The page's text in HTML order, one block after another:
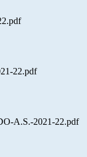
22.pdf
A.S.-2021-22.pdf